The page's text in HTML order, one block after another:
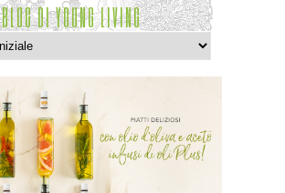
BLOG DI YOUNG LIVING